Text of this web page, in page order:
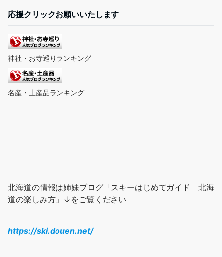
応援クリックお願いいたします
神社・お寺巡りランキング
名産・土産品ランキング
北海道の情報は姉妹ブログ「スキーはじめてガイド 北海
道の楽しみ方」↓をご覧ください
https://ski.douen.net/